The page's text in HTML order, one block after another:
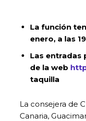
La función
enero, a las
Las entradas
de la web
taquilla
La consejera de
Canaria,